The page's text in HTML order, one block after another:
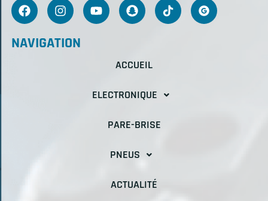
NAVIGATION
ACCUEIL
ELECTRONIQUE
PARE-BRISE
PNEUS
ACTUALITÉ